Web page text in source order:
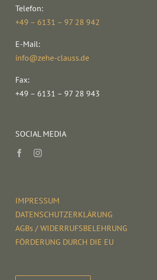
Telefon:
+49 – 6131 – 97 28 942
E-Mail:
info@zehe-clauss.de
Fax:
+49 – 6131 – 97 28 943
SOCIAL MEDIA
IMPRESSUM
DATENSCHUTZERKLÄRUNG
AGBs / WIDERRUFSBELEHRUNG
FÖRDERUNG DURCH DIE EU